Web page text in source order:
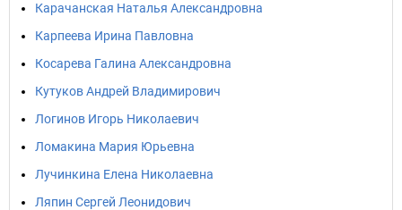
Карачанская Наталья Александровна
Карпеева Ирина Павловна
Косарева Галина Александровна
Кутуков Андрей Владимирович
Логинов Игорь Николаевич
Ломакина Мария Юрьевна
Лучинкина Елена Николаевна
Ляпин Сергей Леонидович